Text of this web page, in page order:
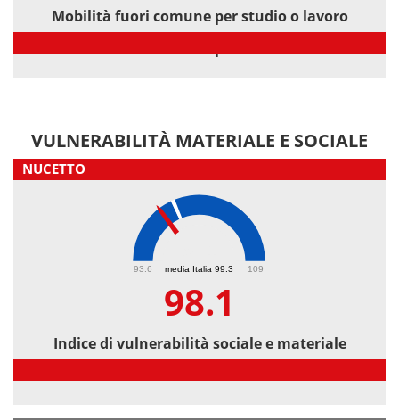
Mobilità fuori comune per studio o lavoro
VULNERABILITÀ MATERIALE E SOCIALE
NUCETTO
media Italia 99.3
93.6 109
98.1
Indice di vulnerabilità sociale e materiale